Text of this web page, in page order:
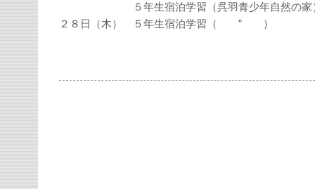
５年生宿泊学習（呉羽青少年自然の家
２８日（木） ５年生宿泊学習（ ” ）